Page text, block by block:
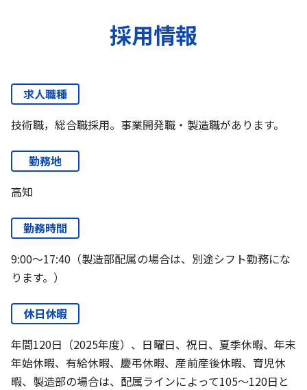
採用情報
求人職種
技術職，総合職採用。事業開発職・製造職があります。
勤務地
高知
勤務時間
9:00～17:40（製造部配属の場合は、別途シフト勤務にな
ります。）
休日休暇
年間120日（2025年度）、日曜日、祝日、夏季休暇、年末
年始休暇、有給休暇、慶弔休暇、産前産後休暇、育児休
暇、製造部の場合は、配属ラインによって105～120日と